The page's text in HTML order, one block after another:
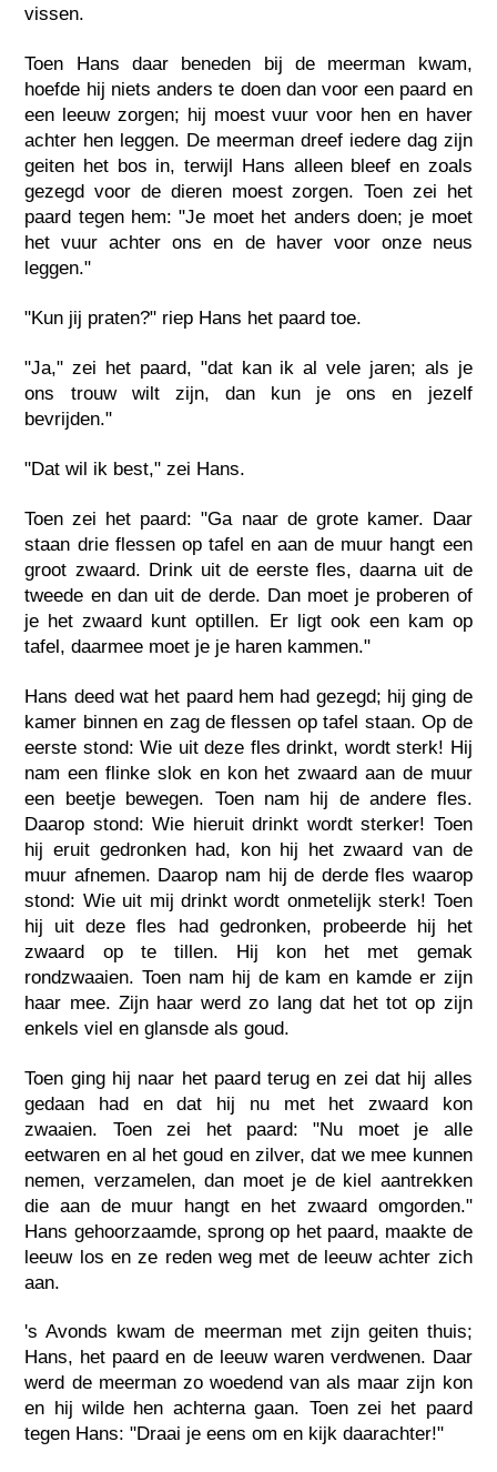
vissen.
Toen Hans daar beneden bij de meerman kwam,
hoefde hij niets anders te doen dan voor een paard en
een leeuw zorgen; hij moest vuur voor hen en haver
achter hen leggen. De meerman dreef iedere dag zijn
geiten het bos in, terwijl Hans alleen bleef en zoals
gezegd voor de dieren moest zorgen. Toen zei het
paard tegen hem: "Je moet het anders doen; je moet
het vuur achter ons en de haver voor onze neus
leggen."
"Kun jij praten?" riep Hans het paard toe.
"Ja," zei het paard, "dat kan ik al vele jaren; als je
ons trouw wilt zijn, dan kun je ons en jezelf
bevrijden."
"Dat wil ik best," zei Hans.
Toen zei het paard: "Ga naar de grote kamer. Daar
staan drie flessen op tafel en aan de muur hangt een
groot zwaard. Drink uit de eerste fles, daarna uit de
tweede en dan uit de derde. Dan moet je proberen of
je het zwaard kunt optillen. Er ligt ook een kam op
tafel, daarmee moet je je haren kammen."
Hans deed wat het paard hem had gezegd; hij ging de
kamer binnen en zag de flessen op tafel staan. Op de
eerste stond: Wie uit deze fles drinkt, wordt sterk! Hij
nam een flinke slok en kon het zwaard aan de muur
een beetje bewegen. Toen nam hij de andere fles.
Daarop stond: Wie hieruit drinkt wordt sterker! Toen
hij eruit gedronken had, kon hij het zwaard van de
muur afnemen. Daarop nam hij de derde fles waarop
stond: Wie uit mij drinkt wordt onmetelijk sterk! Toen
hij uit deze fles had gedronken, probeerde hij het
zwaard op te tillen. Hij kon het met gemak
rondzwaaien. Toen nam hij de kam en kamde er zijn
haar mee. Zijn haar werd zo lang dat het tot op zijn
enkels viel en glansde als goud.
Toen ging hij naar het paard terug en zei dat hij alles
gedaan had en dat hij nu met het zwaard kon
zwaaien. Toen zei het paard: "Nu moet je alle
eetwaren en al het goud en zilver, dat we mee kunnen
nemen, verzamelen, dan moet je de kiel aantrekken
die aan de muur hangt en het zwaard omgorden."
Hans gehoorzaamde, sprong op het paard, maakte de
leeuw los en ze reden weg met de leeuw achter zich
aan.
's Avonds kwam de meerman met zijn geiten thuis;
Hans, het paard en de leeuw waren verdwenen. Daar
werd de meerman zo woedend van als maar zijn kon
en hij wilde hen achterna gaan. Toen zei het paard
tegen Hans: "Draai je eens om en kijk daarachter!"